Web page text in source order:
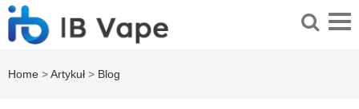
Home >Artykuł > Blog